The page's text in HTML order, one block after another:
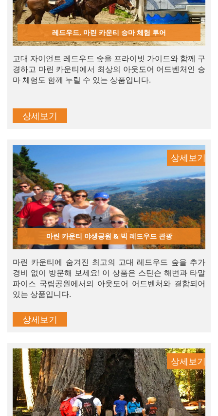
레드우드, 마린 카운티 승마 체험 투어
고대 자이언트 레드우드 숲을 프라이빗 가이드와 함께 구
경하고 마린 카운티에서 최상의 아웃도어 어드벤처인 승
마 체험도 함께 누릴 수 있는 상품입니다.
상세보기
상세보기
마린 카운티 야생공원 & 빅 레드우드 관광
마린 카운티에 숨겨진 최고의 고대 레드우드 숲을 추가
경비 없이 방문해 보세요! 이 상품은 스틴슨 해변과 타말
파이스 국립공원에서의 아웃도어 어드벤처와 결합되어
있는 상품입니다.
상세보기
상세보기